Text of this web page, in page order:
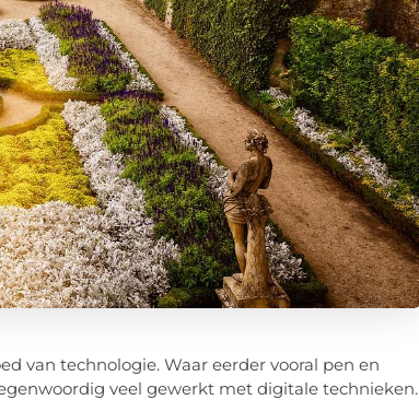
van technologie. Waar eerder vooral pen en
veel gewerkt met digitale technieken.